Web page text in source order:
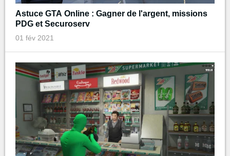
Astuce GTA Online : Gagner de l'argent, missions
PDG et Securoserv
01 fév 2021